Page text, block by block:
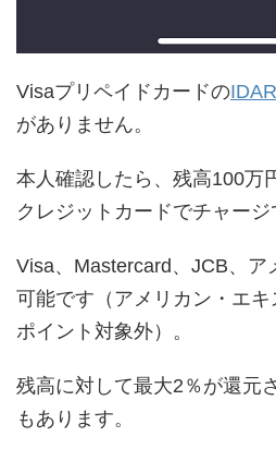
Visaプリペイドカードの
がありません。
本人確認したら、残高100万
クレジットカードでチャージ
Visa、Mastercard、JCB、ア
可能です（アメリカン・エ
ポイント対象外）。
残高に対して最大2％が還元
もあります。